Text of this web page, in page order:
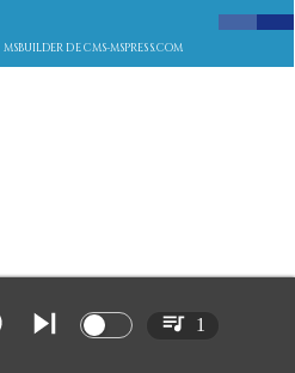
DE CMS-MSPRESS.COM
1